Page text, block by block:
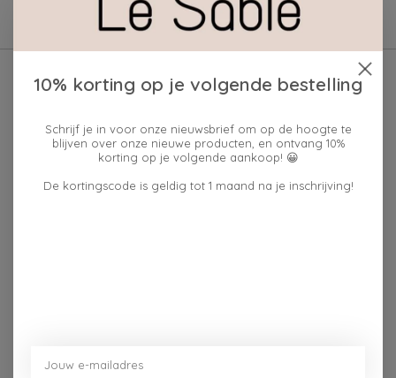
10% korting op je volgende bestelling
Schrijf je in voor onze nieuwsbrief om op de hoogte te
blijven over onze nieuwe producten, en ontvang 10%
korting op je volgende aankoop! 😀
De kortingscode is geldig tot 1 maand na je inschrijving!